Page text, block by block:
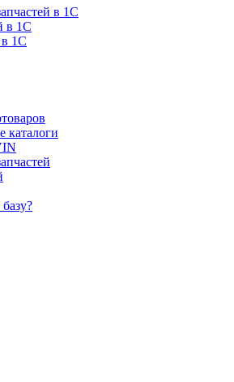
в 1C
в 1С
1C
каталоги